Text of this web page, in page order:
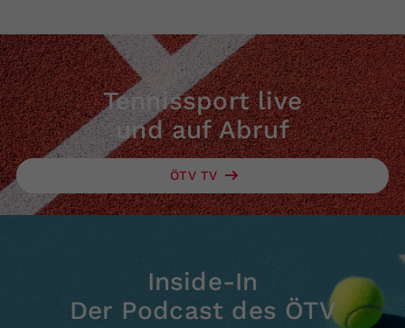
Tennissport live
und auf Abruf
ÖTV TV
Inside-In
Der Podcast des ÖTV